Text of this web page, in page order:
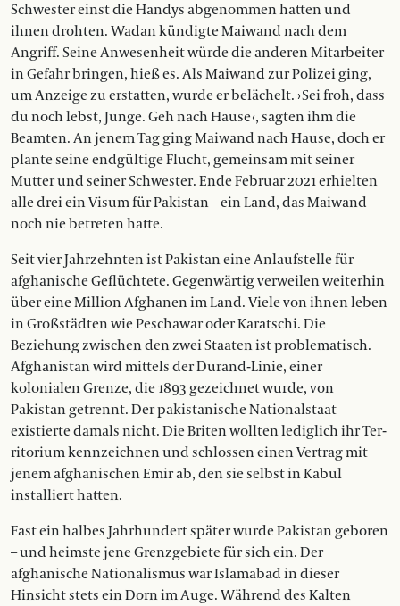
Schwester einst die Handys abgenommen hatten und
ihnen drohten. Wadan kündigte Maiwand nach dem
Angriff. Seine Anwesenheit würde die anderen Mitarbeiter
in Gefahr bringen, hieß es. Als Maiwand zur Polizei ging,
um Anzeige zu erstatten, wurde er belächelt. › Sei froh, dass
du noch lebst, Junge. Geh nach Hause ‹, sagten ihm die
Beamten. An jenem Tag ging Maiwand nach Hause, doch er
plante seine endgültige Flucht, gemeinsam mit seiner
Mutter und seiner Schwester. Ende Februar 2021 erhielten
alle drei ein Visum für Pakistan – ein Land, das Maiwand
noch nie betreten hatte.
Seit vier Jahrzehnten ist Pakistan eine Anlaufstelle für
afghanische Geflüchtete. Gegenwärtig verweilen weiterhin
über eine Million Afghanen im Land. Viele von ihnen leben
in Großstädten wie Peschawar oder Karatschi. Die
Beziehung zwischen den zwei Staaten ist ­problematisch.
Afghanistan wird mittels der Durand-Linie, einer
kolonialen Grenze, die 1893 gezeichnet wurde, von
Pakistan getrennt. Der pakistanische Nationalstaat
existierte damals nicht. Die Briten wollten lediglich ihr Ter­
ritorium kennzeichnen und schlossen einen Vertrag mit
jenem afghanischen Emir ab, den sie selbst in Kabul
installiert hatten.
Fast ein halbes Jahrhundert später wurde Pakistan geboren
– und heimste jene Grenzgebiete für sich ein. Der
afghanische Nationalismus war Islamabad in dieser
Hinsicht stets ein Dorn im Auge. Während des Kalten